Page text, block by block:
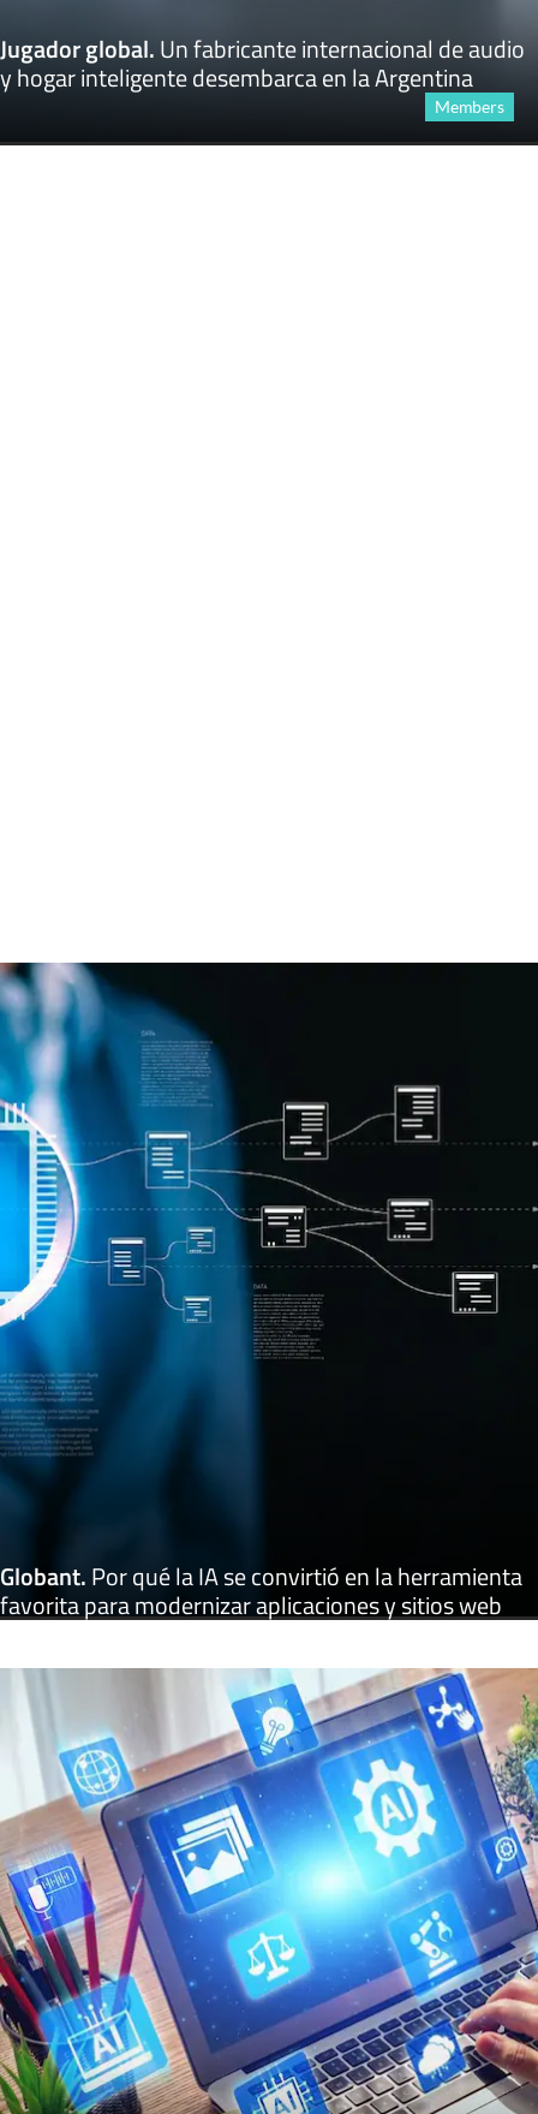
Jugador global.Un fabricante internacional de audio
y hogar inteligente desembarca en la Argentina
Members
Globant.Por qué la IA se convirtió en la herramienta
favorita para modernizar aplicaciones y sitios web